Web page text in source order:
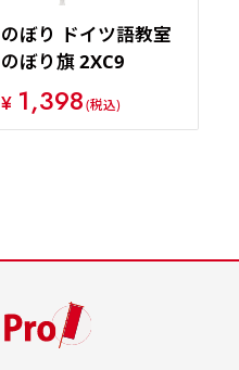
のぼり ドイツ語教室
のぼり旗 2XC9
¥ 1,398(税込)